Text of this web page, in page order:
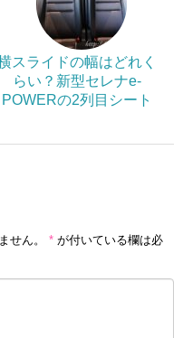
スライドの幅はどれく
らい？新型セレナe-
POWERの2列目シート
せん。 * が付いている欄は必